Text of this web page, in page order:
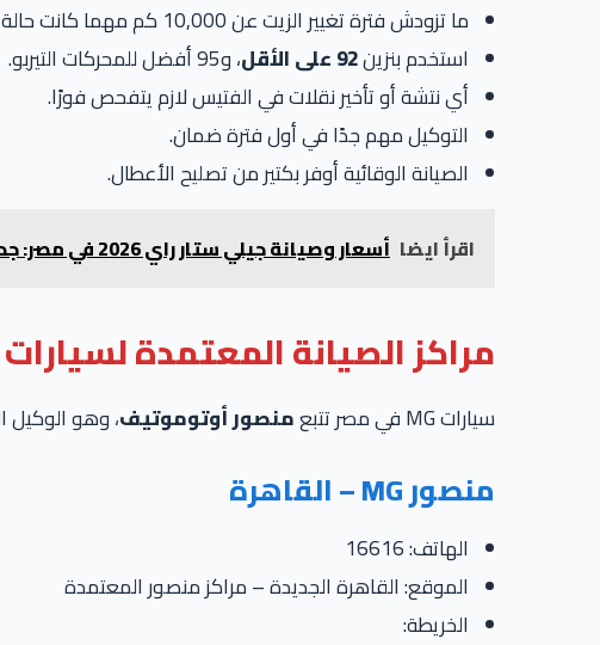
ما تزودش فترة تغيير الزيت عن 10,000 كم مهما كانت حالة الزيت.
استخدم بنزين92 على الأقل
، و95 أفضل للمحركات التيربو.
أي نتشة أو تأخير نقلات في الفتيس لازم يتفحص فورًا.
التوكيل مهم جدًا في أول فترة ضمان.
الصيانة الوقائية أوفر بكتير من تصليح الأعطال.
اقرأ ايضا أسعار وصيانة جيلي ستار راي 2026 في مصر: جدول الصيانات، مراكز الخدمة، وقطع الغيار
مراكز الصيانة المعتمدة لسيارات MG في مصر
سيارات MG في مصر تتبع منصور أوتوموتيف، وهو الوكيل
منصور MG – القاهرة
الهاتف: 16616
الموقع: القاهرة الجديدة – مراكز منصور المعتمدة
الخريطة: